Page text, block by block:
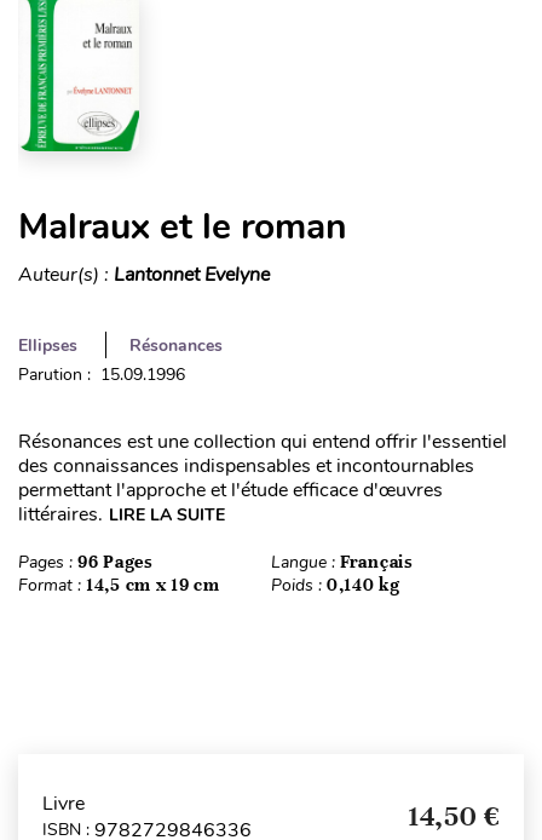
Malraux et le roman
Auteur(s) : Lantonnet Evelyne
Ellipses
Résonances
Parution : 15.09.1996
Résonances est une collection qui entend offrir l'essentiel
des connaissances indispensables et incontournables
permettant l'approche et l'étude efficace d'œuvres
littéraires. LIRE LA SUITE
Pages : 96 Pages Langue : Français
Format : 14,5 cm x 19 cm Poids : 0,140 kg
Livre
ISBN : 9782729846336 14,50 €